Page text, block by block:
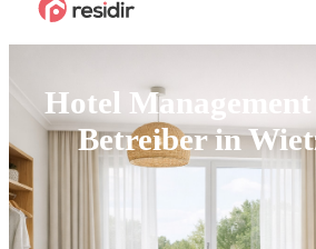
Hotel
Betreiber in